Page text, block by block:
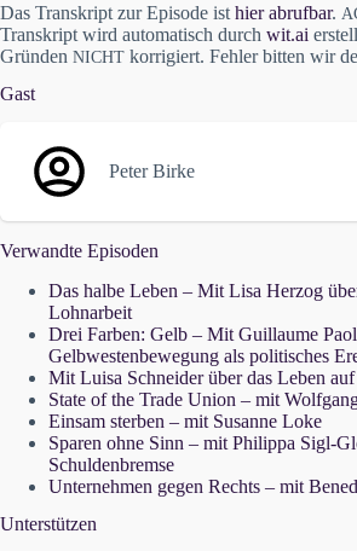
Das Transkript zur Episode ist hier abrufbar.
Transkript wird automatisch durch wit.ai
Gründen NICHT korrigiert. Fehler bitten wir
Gast
Peter Birke
Verwandte Episoden
Das halbe Leben – Mit Lisa Herzog
Lohnarbeit
Drei Farben: Gelb – Mit Guillaume
Gelbwestenbewegung als politisches
Mit Luisa Schneider über das Leben auf
State of the Trade Union – mit
Einsam sterben – mit Susanne Loke
Sparen ohne Sinn – mit Philippa Sigl-
Schuldenbremse
Unternehmen gegen Rechts – mit
Unterstützen